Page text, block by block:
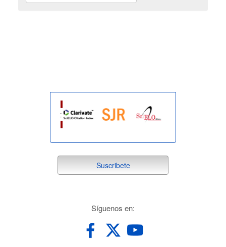
suscribete
Suscribete
Síguenos en: